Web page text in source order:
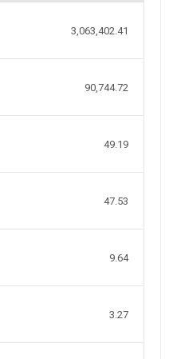
3,063,402.41
90,744.72
49.19
47.53
9.64
3.27